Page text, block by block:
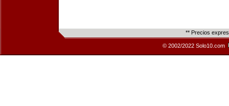
** Precios
© 2002/2022 Solo10.com